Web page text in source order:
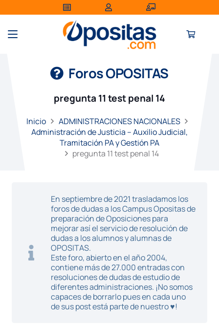
Foros OPOSITAS
pregunta 11 test penal 14
Inicio
ADMINISTRACIONES NACIONALES
Administración de Justicia – Auxilio Judicial,
Tramitación PA y Gestión PA
pregunta 11 test penal 14
En septiembre de 2021 trasladamos los
foros de dudas a los Campus Opositas de
preparación de Oposiciones para
mejorar así el servicio de resolución de
dudas a los alumnos y alumnas de
OPOSITAS.
Este foro, abierto en el año 2004,
contiene más de 27.000 entradas con
resoluciones de dudas de estudio de
diferentes administraciones. ¡No somos
capaces de borrarlo pues en cada uno
de sus post está parte de nuestro ♥!